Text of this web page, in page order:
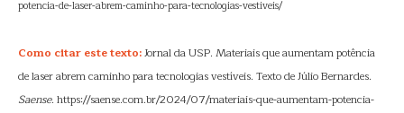
potencia-de-laser-abrem-caminho-para-tecnologias-vestiveis/
Como citar este texto:Jornal da USP. Materiais que aumentam potência
de laser abrem caminho para tecnologias vestíveis. Texto de Júlio Bernardes.
Saense. https://saense.com.br/2024/07/materiais-que-aumentam-potencia-